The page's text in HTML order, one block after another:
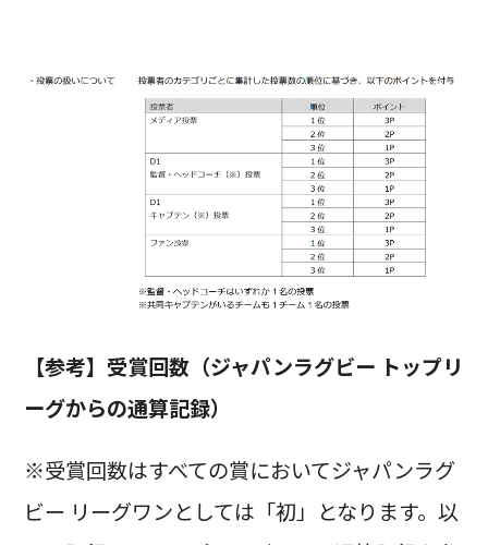
【参考】受賞回数（ジャパンラグビー トップリ
ーグからの通算記録）
※受賞回数はすべての賞においてジャパンラグ
ビー リーグワンとしては「初」となります。以